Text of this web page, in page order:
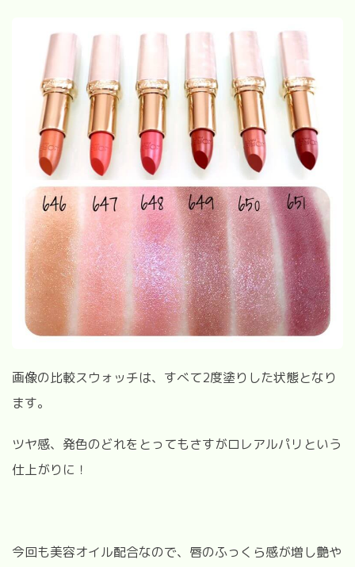
画像の比較スウォッチは、すべて2度塗りした状態となり
ます。
ツヤ感、発色のどれをとってもさすがロレアルパリという
仕上がりに！
今回も美容オイル配合なので、唇のふっくら感が増し艶や